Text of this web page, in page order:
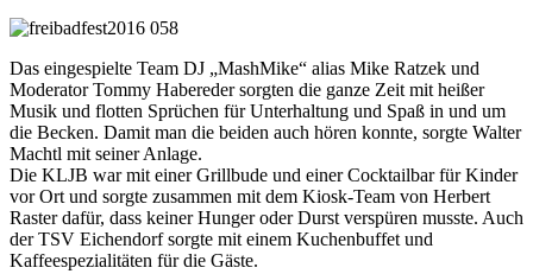
Das eingespielte Team DJ „MashMike“ alias Mike Ratzek und
Moderator Tommy Habereder sorgten die ganze Zeit mit heißer
Musik und flotten Sprüchen für Unterhaltung und Spaß in und um
die Becken. Damit man die beiden auch hören konnte, sorgte Walter
Machtl mit seiner Anlage.
Die KLJB war mit einer Grillbude und einer Cocktailbar für Kinder
vor Ort und sorgte zusammen mit dem Kiosk-Team von Herbert
Raster dafür, dass keiner Hunger oder Durst verspüren musste. Auch
der TSV Eichendorf sorgte mit einem Kuchenbuffet und
Kaffeespezialitäten für die Gäste.